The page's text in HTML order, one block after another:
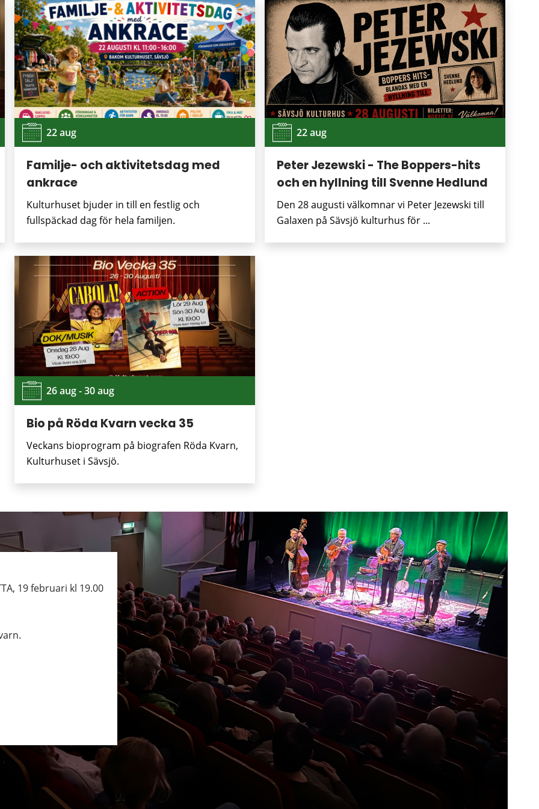
22 aug
Familje- och aktivitetsdag med
ankrace
Kulturhuset bjuder in till en festlig och
fullspäckad dag för hela familjen.
22 aug
Peter Jezewski - The Boppers-hits
och en hyllning till Svenne Hedlund
Den 28 augusti välkomnar vi Peter Jezewski till
Galaxen på Sävsjö kulturhus för ...
26 aug - 30 aug
Bio på Röda Kvarn vecka 35
Veckans bioprogram på biografen Röda Kvarn,
Kulturhuset i Sävsjö.
19 februari kl 19.00